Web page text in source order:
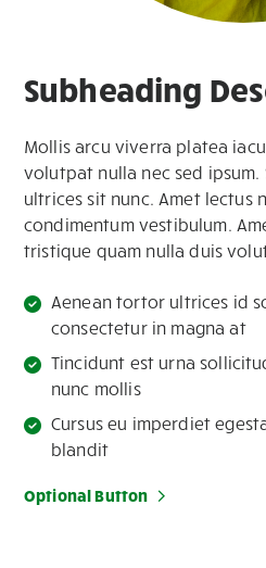
Subheading
Mollis arcu viverra platea
volutpat nulla nec sed ipsum.
ultrices sit nunc. Amet lectus
condimentum vestibulum.
tristique quam nulla duis
Aenean tortor ultrices id
consectetur in magna at
Tincidunt est urna
nunc mollis
Cursus eu imperdiet
blandit
Optional Button